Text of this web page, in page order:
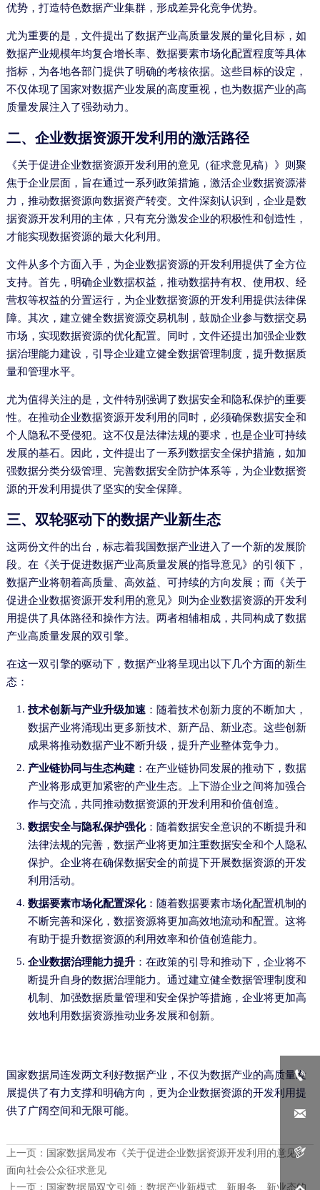
优势，打造特色数据产业集群，形成差异化竞争优势。
尤为重要的是，文件提出了数据产业高质量发展的量化目标，如
数据产业规模年均复合增长率、数据要素市场化配置程度等具体
指标，为各地各部门提供了明确的考核依据。这些目标的设定，
不仅体现了国家对数据产业发展的高度重视，也为数据产业的高
质量发展注入了强劲动力。
二、企业数据资源开发利用的激活路径
《关于促进企业数据资源开发利用的意见（征求意见稿）》则聚
焦于企业层面，旨在通过一系列政策措施，激活企业数据资源潜
力，推动数据资源向数据资产转变。文件深刻认识到，企业是数
据资源开发利用的主体，只有充分激发企业的积极性和创造性，
才能实现数据资源的最大化利用。
文件从多个方面入手，为企业数据资源的开发利用提供了全方位
支持。首先，明确企业数据权益，推动数据持有权、使用权、经
营权等权益的分置运行，为企业数据资源的开发利用提供法律保
障。其次，建立健全数据资源交易机制，鼓励企业参与数据交易
市场，实现数据资源的优化配置。同时，文件还提出加强企业数
据治理能力建设，引导企业建立健全数据管理制度，提升数据质
量和管理水平。
尤为值得关注的是，文件特别强调了数据安全和隐私保护的重要
性。在推动企业数据资源开发利用的同时，必须确保数据安全和
个人隐私不受侵犯。这不仅是法律法规的要求，也是企业可持续
发展的基石。因此，文件提出了一系列数据安全保护措施，如加
强数据分类分级管理、完善数据安全防护体系等，为企业数据资
源的开发利用提供了坚实的安全保障。
三、双轮驱动下的数据产业新生态
这两份文件的出台，标志着我国数据产业进入了一个新的发展阶
段。在《关于促进数据产业高质量发展的指导意见》的引领下，
数据产业将朝着高质量、高效益、可持续的方向发展；而《关于
促进企业数据资源开发利用的意见》则为企业数据资源的开发利
用提供了具体路径和操作方法。两者相辅相成，共同构成了数据
产业高质量发展的双引擎。
在这一双引擎的驱动下，数据产业将呈现出以下几个方面的新生
态：
技术创新与产业升级加速：随着技术创新力度的不断加大，
数据产业将涌现出更多新技术、新产品、新业态。这些创新
成果将推动数据产业不断升级，提升产业整体竞争力。
产业链协同与生态构建：在产业链协同发展的推动下，数据
产业将形成更加紧密的产业生态。上下游企业之间将加强合
作与交流，共同推动数据资源的开发利用和价值创造。
数据安全与隐私保护强化：随着数据安全意识的不断提升和
法律法规的完善，数据产业将更加注重数据安全和个人隐私
保护。企业将在确保数据安全的前提下开展数据资源的开发
利用活动。
数据要素市场化配置深化：随着数据要素市场化配置机制的
不断完善和深化，数据资源将更加高效地流动和配置。这将
有助于提升数据资源的利用效率和价值创造能力。
企业数据治理能力提升：在政策的引导和推动下，企业将不
断提升自身的数据治理能力。通过建立健全数据管理制度和
机制、加强数据质量管理和安全保护等措施，企业将更加高
效地利用数据资源推动业务发展和创新。
国家数据局连发两文利好数据产业，不仅为数据产业的高质量发
展提供了有力支撑和明确方向，更为企业数据资源的开发利用提
供了广阔空间和无限可能。
上一页： 国家数据局发布《关于促进企业数据资源开发利用的意见》
面向社会公众征求意见
上一页： 国家数据局双文引领：数据产业新模式、新服务、新业态的


